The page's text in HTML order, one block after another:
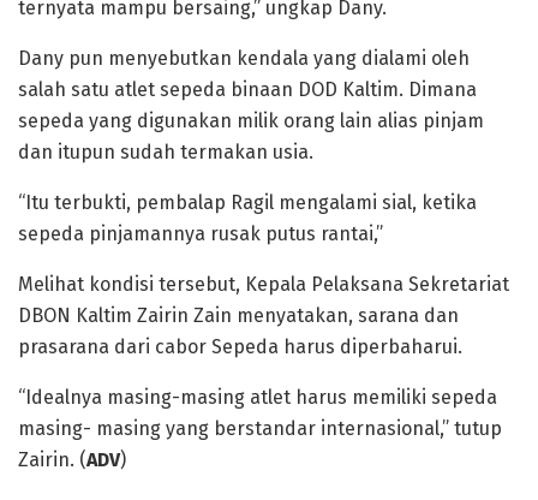
ternyata mampu bersaing,” ungkap Dany.
Dany pun menyebutkan kendala yang dialami oleh
salah satu atlet sepeda binaan DOD Kaltim. Dimana
sepeda yang digunakan milik orang lain alias pinjam
dan itupun sudah termakan usia.
“Itu terbukti, pembalap Ragil mengalami sial, ketika
sepeda pinjamannya rusak putus rantai,”
Melihat kondisi tersebut, Kepala Pelaksana Sekretariat
DBON Kaltim Zairin Zain menyatakan, sarana dan
prasarana dari cabor Sepeda harus diperbaharui.
“Idealnya masing-masing atlet harus memiliki sepeda
masing- masing yang berstandar internasional,” tutup
Zairin. (ADV)